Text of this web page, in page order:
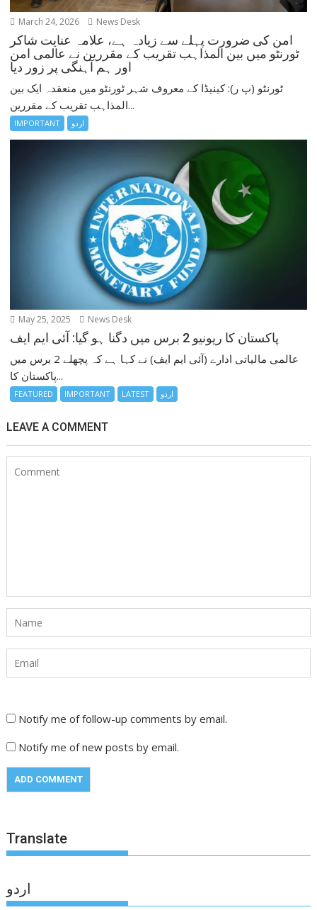
March 24, 2026 News Desk
امن کی ضرورت پہلے سے زیادہ ہے، علامہ عنایت شاکر
ٹورنٹو میں بین المذاہب تقریب کے مقررین نے عالمی امن
اور ہم آہنگی پر زور دیا
ٹورنٹو (پ ر): کینیڈا کے معروف شہر ٹورنٹو میں منعقدہ ایک بین
المذاہب تقریب کے مقررین...
IMPORTANT اردو
May 25, 2025 News Desk
پاکستان کا ریونیو 2 برس میں دگنا ہو گیا: آئی ایم ایف
عالمی مالیاتی ادارے (آئی ایم ایف) نے کہا ہے کہ پچھلے 2 برس میں
پاکستان کا...
FEATURED IMPORTANT LATEST اردو
LEAVE A COMMENT
Notify me of follow-up comments by email.
Notify me of new posts by email.
Translate
اردو